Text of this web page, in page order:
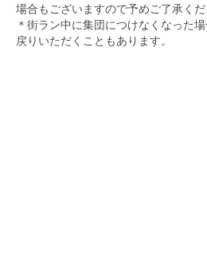
場合もございますので予めご了承くだ
＊街ラン中に集団につけなくなった
戻りいただくこともあります。